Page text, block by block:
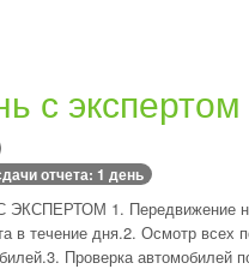
с экспертом
отчета: 1 день
ЭКСПЕРТОМ 1. Передвижение
в течение дня.2. Осмотр всех
Проверка автомобилей